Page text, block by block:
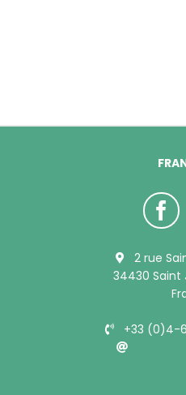
2 rue
34430 Saint
+33 (0)4-